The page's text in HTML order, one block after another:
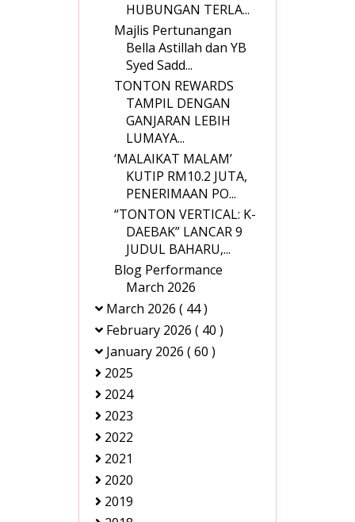
HUBUNGAN TERLA...
Majlis Pertunangan
Bella Astillah dan YB
Syed Sadd...
TONTON REWARDS
TAMPIL DENGAN
GANJARAN LEBIH
LUMAYA...
‘MALAIKAT MALAM’
KUTIP RM10.2 JUTA,
PENERIMAAN PO...
“TONTON VERTICAL: K-
DAEBAK” LANCAR 9
JUDUL BAHARU,...
Blog Performance
March 2026
March 2026 ( 44 )
February 2026 ( 40 )
January 2026 ( 60 )
2025
2024
2023
2022
2021
2020
2019